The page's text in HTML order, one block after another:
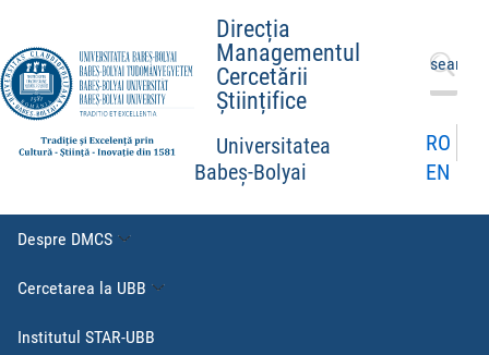
Direcția
Managementul
Cercetării
Științifice
Universitatea
Babeș-Bolyai
Caută
după:
RO
EN
Despre DMCS
Cercetarea la UBB
Institutul STAR-UBB